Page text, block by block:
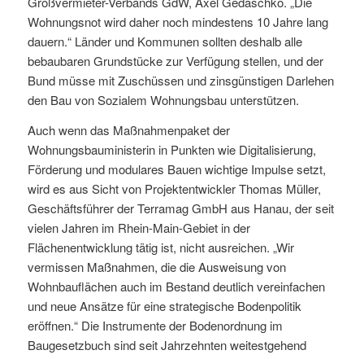
Wohnungsnot wird daher noch mindestens 10 Jahre lang
dauern.“ Länder und Kommunen sollten deshalb alle
bebaubaren Grundstücke zur Verfügung stellen, und der
Bund müsse mit Zuschüssen und zinsgünstigen Darlehen
den Bau von Sozialem Wohnungsbau unterstützen.
Auch wenn das Maßnahmenpaket der
Wohnungsbauministerin in Punkten wie Digitalisierung,
Förderung und modulares Bauen wichtige Impulse setzt,
wird es aus Sicht von Projektentwickler Thomas Müller,
Geschäftsführer der Terramag GmbH aus Hanau, der seit
vielen Jahren im Rhein-Main-Gebiet in der
Flächenentwicklung tätig ist, nicht ausreichen. „Wir
vermissen Maßnahmen, die die Ausweisung von
Wohnbauflächen auch im Bestand deutlich vereinfachen
und neue Ansätze für eine strategische Bodenpolitik
eröffnen.“ Die Instrumente der Bodenordnung im
Baugesetzbuch sind seit Jahrzehnten weitestgehend